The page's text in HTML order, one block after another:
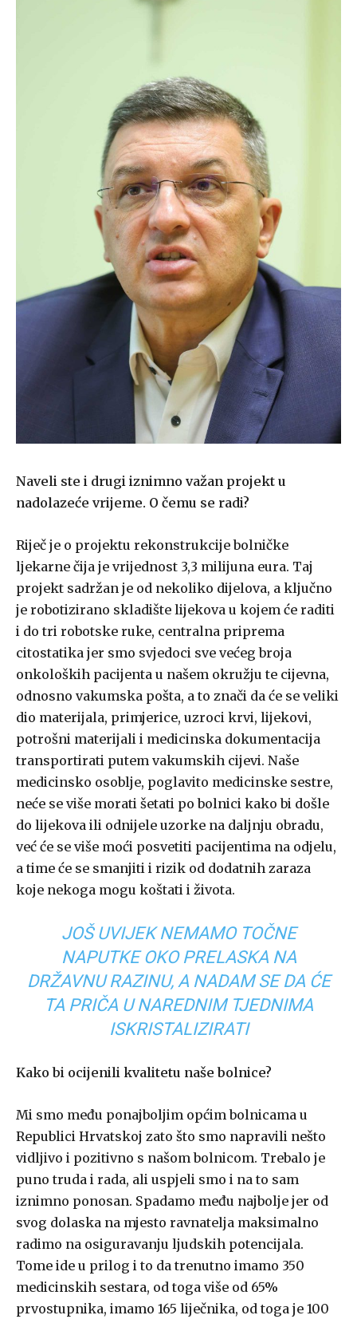
Naveli ste i drugi iznimno važan projekt u
nadolazeće vrijeme. O čemu se radi?
Riječ je o projektu rekonstrukcije bolničke
ljekarne čija je vrijednost 3,3 milijuna eura. Taj
projekt sadržan je od nekoliko dijelova, a ključno
je robotizirano skladište lijekova u kojem će raditi
i do tri robotske ruke, centralna priprema
citostatika jer smo svjedoci sve većeg broja
onkoloških pacijenta u našem okružju te cijevna,
odnosno vakumska pošta, a to znači da će se veliki
dio materijala, primjerice, uzroci krvi, lijekovi,
potrošni materijali i medicinska dokumentacija
transportirati putem vakumskih cijevi. Naše
medicinsko osoblje, poglavito medicinske sestre,
neće se više morati šetati po bolnici kako bi došle
do lijekova ili odnijele uzorke na daljnju obradu,
već će se više moći posvetiti pacijentima na odjelu,
a time će se smanjiti i rizik od dodatnih zaraza
koje nekoga mogu koštati i života.
JOŠ UVIJEK NEMAMO TOČNE
NAPUTKE OKO PRELASKA NA
DRŽAVNU RAZINU, A NADAM SE DA ĆE
TA PRIČA U NAREDNIM TJEDNIMA
ISKRISTALIZIRATI
Kako bi ocijenili kvalitetu naše bolnice?
Mi smo među ponajboljim općim bolnicama u
Republici Hrvatskoj zato što smo napravili nešto
vidljivo i pozitivno s našom bolnicom. Trebalo je
puno truda i rada, ali uspjeli smo i na to sam
iznimno ponosan. Spadamo među najbolje jer od
svog dolaska na mjesto ravnatelja maksimalno
radimo na osiguravanju ljudskih potencijala.
Tome ide u prilog i to da trenutno imamo 350
medicinskih sestara, od toga više od 65%
prvostupnika, imamo 165 liječnika, od toga je 100